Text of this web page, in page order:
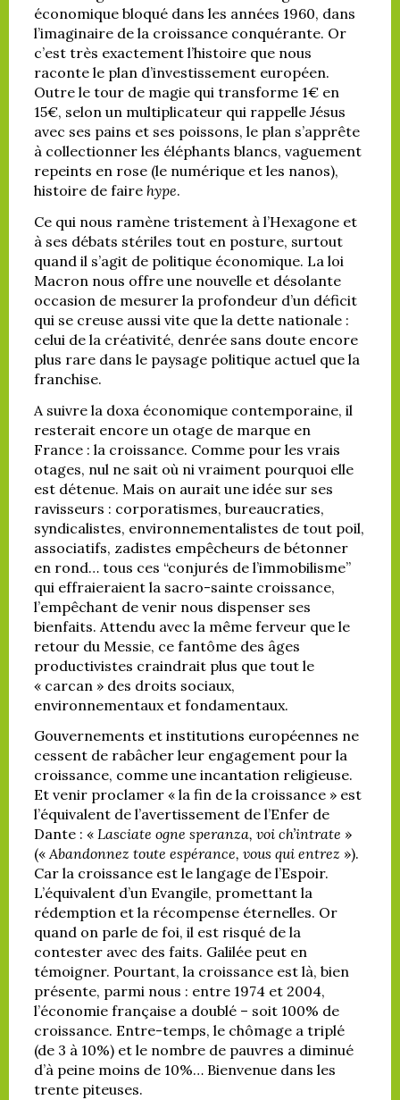
économique bloqué dans les années 1960, dans
l’imaginaire de la croissance conquérante. Or
c’est très exactement l’histoire que nous
raconte le plan d’investissement européen.
Outre le tour de magie qui transforme 1€ en
15€, selon un multiplicateur qui rappelle Jésus
avec ses pains et ses poissons, le plan s’apprête
à collectionner les éléphants blancs, vaguement
repeints en rose (le numérique et les nanos),
histoire de faire hype.
Ce qui nous ramène tristement à l’Hexagone et
à ses débats stériles tout en posture, surtout
quand il s’agit de politique économique. La loi
Macron nous offre une nouvelle et désolante
occasion de mesurer la profondeur d’un déficit
qui se creuse aussi vite que la dette nationale :
celui de la créativité, denrée sans doute encore
plus rare dans le paysage politique actuel que la
franchise.
A suivre la doxa économique contemporaine, il
resterait encore un otage de marque en
France : la croissance. Comme pour les vrais
otages, nul ne sait où ni vraiment pourquoi elle
est détenue. Mais on aurait une idée sur ses
ravisseurs : corporatismes, bureaucraties,
syndicalistes, environnementalistes de tout poil,
associatifs, zadistes empêcheurs de bétonner
en rond… tous ces “conjurés de l’immobilisme”
qui effraieraient la sacro-sainte croissance,
l’empêchant de venir nous dispenser ses
bienfaits. Attendu avec la même ferveur que le
retour du Messie, ce fantôme des âges
productivistes craindrait plus que tout le
« carcan » des droits sociaux,
environnementaux et fondamentaux.
Gouvernements et institutions européennes ne
cessent de rabâcher leur engagement pour la
croissance, comme une incantation religieuse.
Et venir proclamer « la fin de la croissance » est
l’équivalent de l’avertissement de l’Enfer de
Dante : « Lasciate ogne speranza, voi ch’intrate »
(«Abandonnez toute espérance, vous qui entrez »).
Car la croissance est le langage de l’Espoir.
L’équivalent d’un Evangile, promettant la
rédemption et la récompense éternelles. Or
quand on parle de foi, il est risqué de la
contester avec des faits. Galilée peut en
témoigner. Pourtant, la croissance est là, bien
présente, parmi nous : entre 1974 et 2004,
l’économie française a doublé – soit 100% de
croissance. Entre-temps, le chômage a triplé
(de 3 à 10%) et le nombre de pauvres a diminué
d’à peine moins de 10%… Bienvenue dans les
trente piteuses.